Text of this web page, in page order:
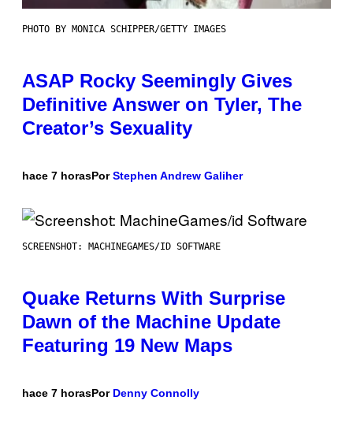
PHOTO BY MONICA SCHIPPER/GETTY IMAGES
ASAP Rocky Seemingly Gives
Definitive Answer on Tyler, The
Creator’s Sexuality
hace 7 horasPorStephen Andrew Galiher
SCREENSHOT: MACHINEGAMES/ID SOFTWARE
Quake Returns With Surprise
Dawn of the Machine Update
Featuring 19 New Maps
hace 7 horasPor Denny Connolly